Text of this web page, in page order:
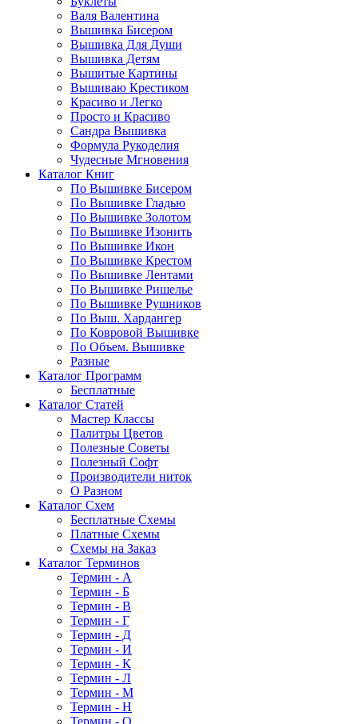
Валя Валентина
Вышивка Бисером
Вышивка Для Души
Вышивка Детям
Вышитые Картины
Вышиваю Крестиком
Красиво и Легко
Просто и Красиво
Сандра Вышивка
Формула Рукоделия
Чудесные Мгновения
Каталог Книг
По Вышивке Бисером
По Вышивке Гладью
По Вышивке Золотом
По Вышивке Изонить
По Вышивке Икон
По Вышивке Крестом
По Вышивке Лентами
По Вышивке Ришелье
По Вышивке Рушников
По Выш. Хардангер
По Ковровой Вышивке
По Объем. Вышивке
Разные
Каталог Программ
Бесплатные
Каталог Статей
Мастер Классы
Палитры Цветов
Полезные Советы
Полезный Софт
Производители ниток
О Разном
Каталог Схем
Бесплатные Схемы
Платные Схемы
Схемы на Заказ
Каталог Терминов
Термин - А
Термин - Б
Термин - В
Термин - Г
Термин - Д
Термин - И
Термин - К
Термин - Л
Термин - М
Термин - Н
Термин - О